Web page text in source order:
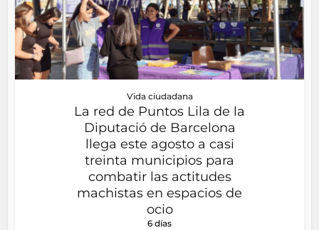
Vida ciudadana
La red de Puntos Lila de la
Diputació de Barcelona
llega este agosto a casi
treinta municipios para
combatir las actitudes
machistas en espacios de
ocio
6 días